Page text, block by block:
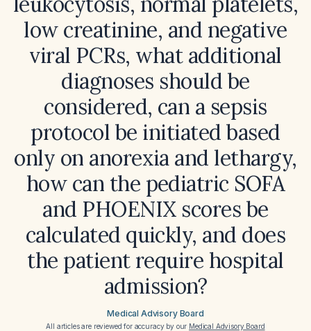
low creatinine, and negative
viral PCRs, what additional
diagnoses should be
considered, can a sepsis
protocol be initiated based
only on anorexia and lethargy,
how can the pediatric SOFA
and PHOENIX scores be
calculated quickly, and does
the patient require hospital
admission?
Medical Advisory Board
All articles are reviewed for accuracy by our Medical Advisory Board